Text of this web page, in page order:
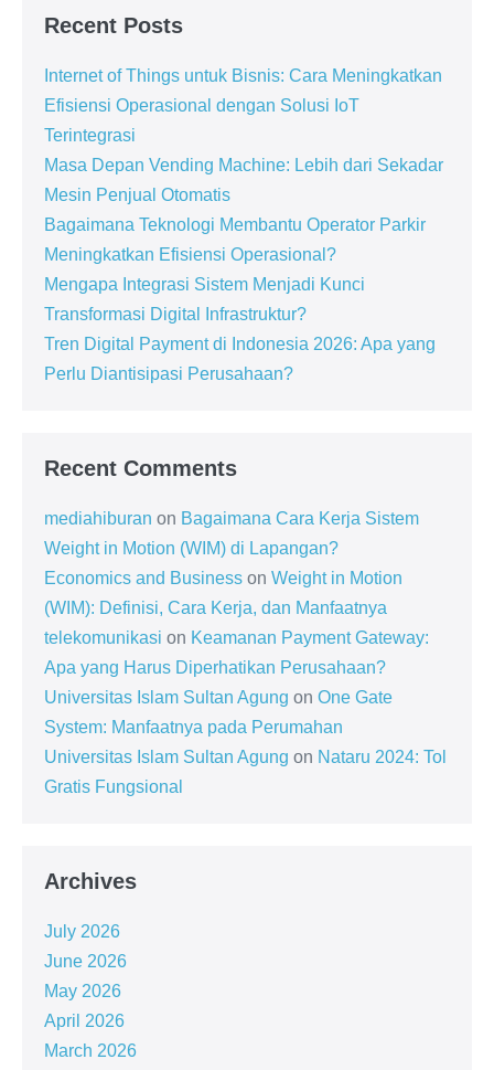
Recent Posts
Internet of Things untuk Bisnis: Cara Meningkatkan
Efisiensi Operasional dengan Solusi IoT
Terintegrasi
Masa Depan Vending Machine: Lebih dari Sekadar
Mesin Penjual Otomatis
Bagaimana Teknologi Membantu Operator Parkir
Meningkatkan Efisiensi Operasional?
Mengapa Integrasi Sistem Menjadi Kunci
Transformasi Digital Infrastruktur?
Tren Digital Payment di Indonesia 2026: Apa yang
Perlu Diantisipasi Perusahaan?
Recent Comments
mediahiburan on Bagaimana Cara Kerja Sistem
Weight in Motion (WIM) di Lapangan?
Economics and Business on Weight in Motion
(WIM): Definisi, Cara Kerja, dan Manfaatnya
telekomunikasi on Keamanan Payment Gateway:
Apa yang Harus Diperhatikan Perusahaan?
Universitas Islam Sultan Agung on One Gate
System: Manfaatnya pada Perumahan
Universitas Islam Sultan Agung on Nataru 2024: Tol
Gratis Fungsional
Archives
July 2026
June 2026
May 2026
April 2026
March 2026